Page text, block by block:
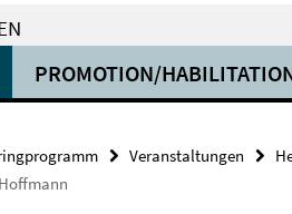
PROMOTION/
Veranstaltungen